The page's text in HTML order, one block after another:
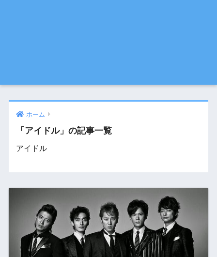
ホーム
「アイドル」の記事一覧
アイドル